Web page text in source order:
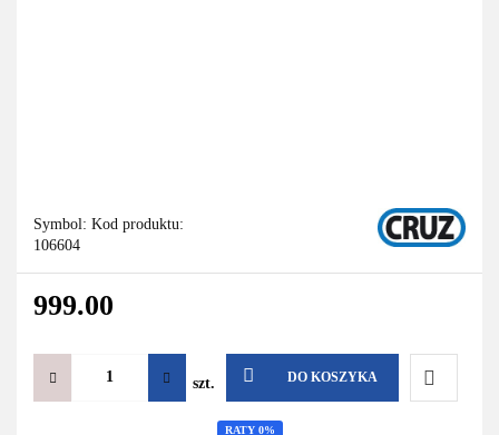
Symbol: Kod produktu:
106604
999.00
szt. DO KOSZYKA
RATY 0%